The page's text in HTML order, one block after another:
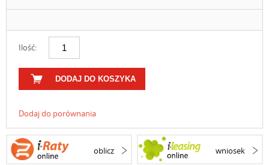
Ilość:
DODAJ DO KOSZYKA
Dodaj do porównania
oblicz wniosek